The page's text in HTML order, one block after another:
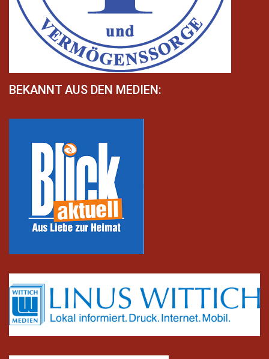
BEKANNT AUS DEN MEDIEN: